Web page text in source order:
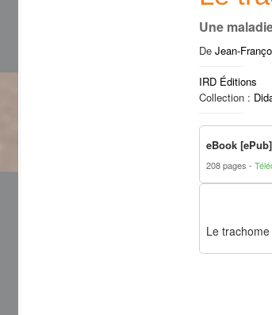
Une
De Jean-
IRD Éditions
Collection :
eBook [ePub]
208 pages
Le trachome